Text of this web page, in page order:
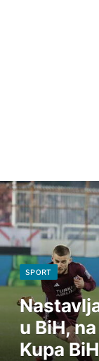
SPORT
u BiH,
Kupa BiH